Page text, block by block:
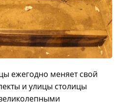
ежегодно меняет свой
и улицы столицы